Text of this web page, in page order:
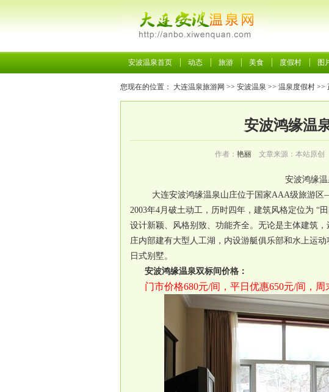
安波温泉首页 动态 旅游 美食 度假村 图
您现在的位置： 大连温泉旅游网 >> 安波温泉 >> 温泉度假村 >>
安波鸿缘温
作者： 艳丽 文章来源：本站原创
安波鸿缘
大连安波鸿缘温泉山庄位于国家AAA级旅游
2003年4月破土动工，历时四年，建筑风格定位为 “
设计新颖、风格别致、功能齐全。无论是主体建筑
庄内部建有大型人工湖，内设游艇俱乐部和水上运
日式别墅。
安波鸿缘温泉双标间价格：
门市价格680元/间，平日优惠650元/间，周